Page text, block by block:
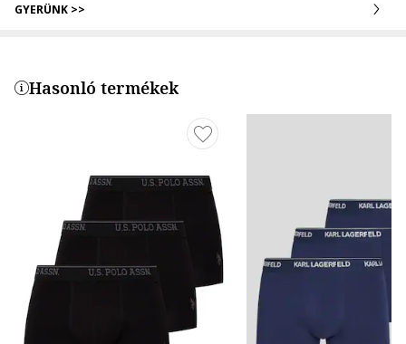
GYERÜNK >>
Hasonló termékek